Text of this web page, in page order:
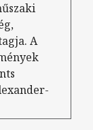
A